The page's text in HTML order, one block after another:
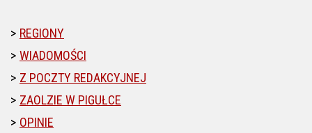
REGIONY
WIADOMOŚCI
Z POCZTY REDAKCYJNEJ
ZAOLZIE W PIGUŁCE
OPINIE